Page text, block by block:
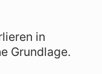
in
Grundlage.